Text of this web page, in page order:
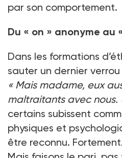
par son comportement.
Du « on » anonyme au
Dans les formations
sauter un dernier
« Mais madame, eux
maltraitants avec nous.
certains subissent
physiques et
être reconnu.